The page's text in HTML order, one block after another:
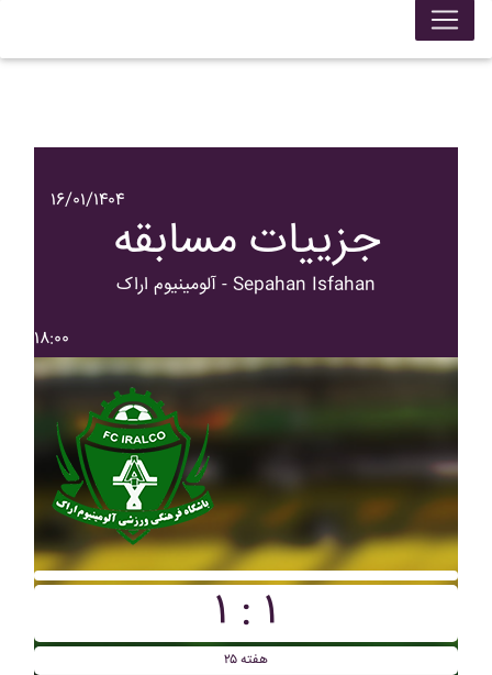
۱۶/۰۱/۱۴۰۴
جزییات مسابقه
آلومينيوم اراک - Sepahan Isfahan
۱۸:۰۰
۱ : ۱
هفته ۲۵